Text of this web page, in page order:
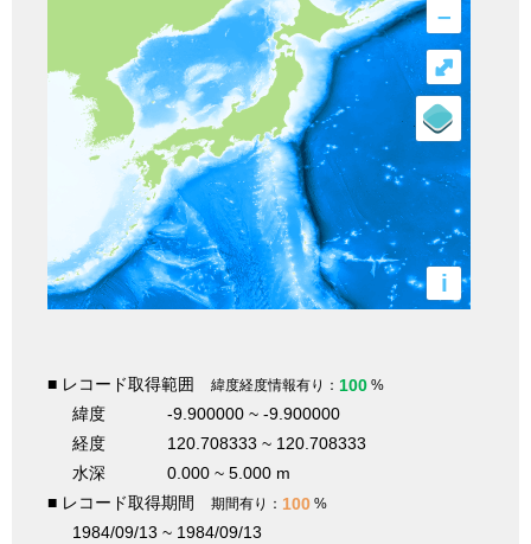
–
i
⤢
■ レコード取得範囲 緯度経度情報有り： 100 %
緯度
-9.900000 ~ -9.900000
経度
120.708333 ~ 120.708333
水深
0.000 ~ 5.000 m
■ レコード取得期間
期間有り： 100 %
1984/09/13 ~ 1984/09/13